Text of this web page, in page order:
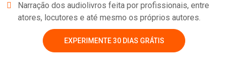
questo scopo).
Narração dos audiolivros feita por profissionais, entre
atores, locutores e até mesmo os próprios autores.
EXPERIMENTE 30 DIAS GRÁTIS
Whatsapp Twitter E-mail